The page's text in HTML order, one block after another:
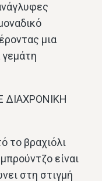
μια
ΔΙΑΧΡΟΝΙΚΗ
το βραχιόλι
είναι
στη στιγμή